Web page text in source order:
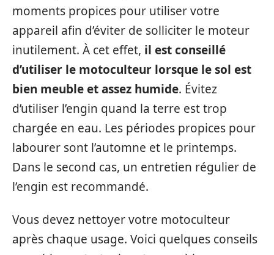
moments propices pour utiliser votre
appareil afin d’éviter de solliciter le moteur
inutilement. À cet effet, il est conseillé
d’utiliser le motoculteur lorsque le sol est
bien meuble et assez humide. Évitez
d’utiliser l’engin quand la terre est trop
chargée en eau. Les périodes propices pour
labourer sont l’automne et le printemps.
Dans le second cas, un entretien régulier de
l’engin est recommandé.
Vous devez nettoyer votre motoculteur
après chaque usage. Voici quelques conseils